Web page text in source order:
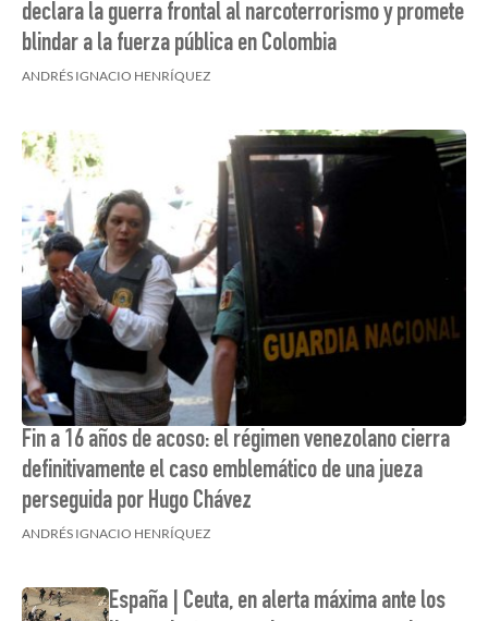
declara la guerra frontal al narcoterrorismo y promete
blindar a la fuerza pública en Colombia
ANDRÉS IGNACIO HENRÍQUEZ
Fin a 16 años de acoso: el régimen venezolano cierra
definitivamente el caso emblemático de una jueza
perseguida por Hugo Chávez
ANDRÉS IGNACIO HENRÍQUEZ
España | Ceuta, en alerta máxima ante los